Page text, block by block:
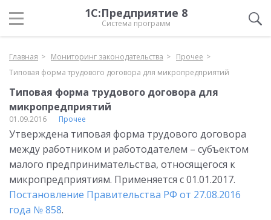
1С:Предприятие 8
Система программ
Главная Мониторинг законодательства
Прочее
Типовая форма трудового договора для микропредприятий
Типовая форма трудового договора для
микропредприятий
01.09.2016 Прочее
Утверждена типовая форма трудового договора
между работником и работодателем – субъектом
малого предпринимательства, относящегося к
микропредприятиям. Применяется с 01.01.2017.
Постановление Правительства РФ от 27.08.2016
года № 858.